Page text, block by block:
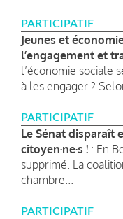
PARTICIPATIF
Jeunes et
l’engagement et
l’économie sociale
à les engager ?
PARTICIPATIF
Le Sénat disparaît
citoyen·ne·s ! : En
supprimé. La
chambre...
PARTICIPATIF